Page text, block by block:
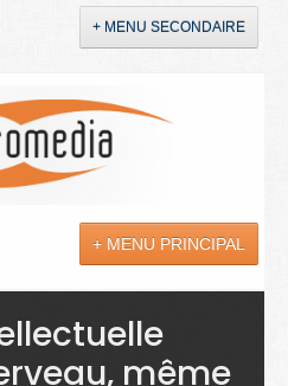
+ MENU SECONDAIRE
+ MENU PRINCIPAL
même